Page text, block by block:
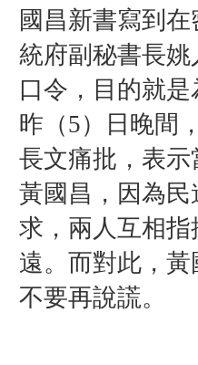
國昌新書寫到
統府副秘書長
口令，目的就
昨（5）日晚間
長文痛批，表
黃國昌，因為
求，兩人互相
遠。而對此，
不要再說謊。